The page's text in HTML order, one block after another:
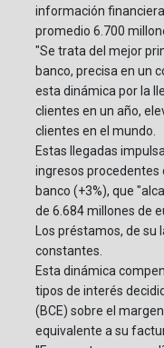
información
promedio 6.700
"Se trata del mejor
banco, precisa en un
esta dinámica por la
clientes en un año,
clientes en el mundo.
Estas llegadas
ingresos procedentes
banco (+3%), que
de 6.684 millones de
Los préstamos, de su
constantes.
Esta dinámica
tipos de interés
(BCE) sobre el
equivalente a su